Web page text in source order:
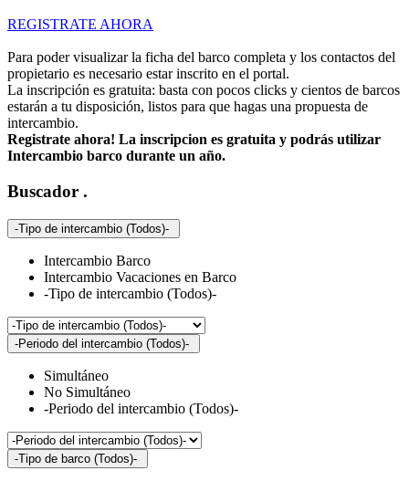
REGISTRATE AHORA
Para poder visualizar la ficha del barco completa y los contactos del
propietario es necesario estar inscrito en el portal.
La inscripción es gratuita: basta con pocos clicks y cientos de barcos
estarán a tu disposición, listos para que hagas una propuesta de
intercambio.
Registrate ahora! La inscripcion es gratuita y podrás utilizar
Intercambio barco durante un año.
Buscador .
-Tipo de intercambio (Todos)-
Intercambio Barco
Intercambio Vacaciones en Barco
-Tipo de intercambio (Todos)-
-Periodo del intercambio (Todos)-
Simultáneo
No Simultáneo
-Periodo del intercambio (Todos)-
-Tipo de barco (Todos)-